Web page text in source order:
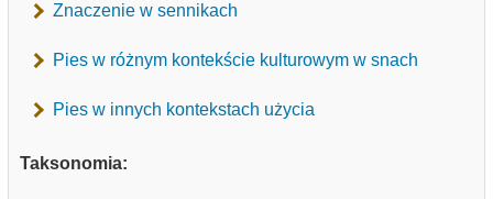
Znaczenie w sennikach
Pies w różnym kontekście kulturowym w snach
Pies w innych kontekstach użycia
Taksonomia: